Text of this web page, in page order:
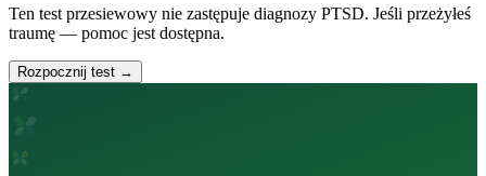
Ten test przesiewowy nie zastępuje diagnozy PTSD. Jeśli przeżyłeś
traumę — pomoc jest dostępna.
Rozpocznij test →